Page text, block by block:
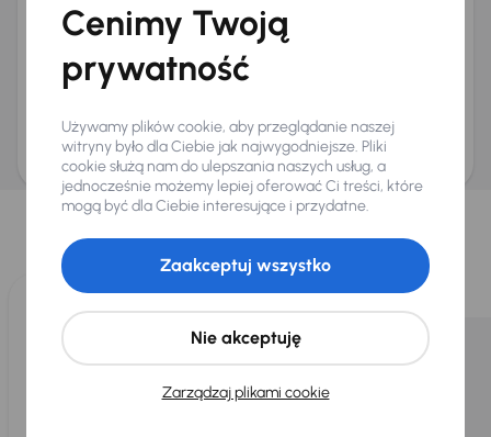
Na numer telefonu (opcjonalnie)
Wyślij zapytanie
ani zagwarantowaną dostępnością pojazdu. AURES Holdings a.s., z siedzibą
Dopraváků 874/15, Čimice, 184 00 Praga 8, będzie przechowywać i przetwarzać
Twoje dane osobowe zgodnie z zasadami ochrony i przetwarzaniadanych
osobowych
Wybraliśmy dla Ciebie
Wybieramy dla Ciebienajlepsze pojazdyz naszej oferty. Kupimy
dla Ciebiedo 400 pojazdówkażdego dnia.
Cenimy Twoją
prywatność
Używamy plików cookie, aby przeglądanie naszej
witryny było dla Ciebie jak najwygodniejsze. Pliki
cookie służą nam do ulepszania naszych usług, a
jednocześnie możemy lepiej oferować Ci treści, które
mogą być dla Ciebie interesujące i przydatne.
Zarządzaj plikami cookie
Nie akceptuję
Zaakceptuj wszystko